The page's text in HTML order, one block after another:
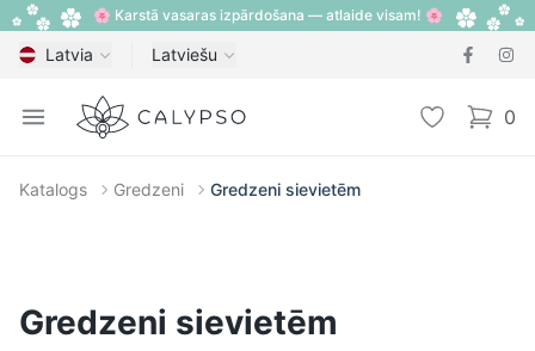
🌸 Karstā vasaras izpārdošana — atlaide visam! 🌸
Latvia Latviešu
Open menu
Calypso Vēlmju 0
items
Katalogs Gredzeni Gredzeni sievietēm
Gredzeni sievietēm